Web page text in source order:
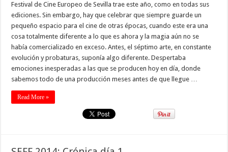
Festival de Cine Europeo de Sevilla trae este año, como en todas sus
ediciones. Sin embargo, hay que celebrar que siempre guarde un
pequeño espacio para el cine de otras épocas, cuando este era una
cosa totalmente diferente a lo que es ahora y la magia aún no se
había comercializado en exceso. Antes, el séptimo arte, en constante
evolución y probaturas, suponía algo diferente. Despertaba
emociones inesperadas a las que se producen hoy en día, donde
sabemos todo de una producción meses antes de que llegue …
Read More »